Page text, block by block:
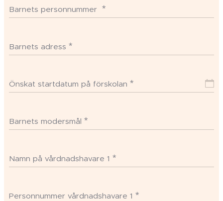
Barnets personnummer
Barnets adress
Önskat startdatum på förskolan
Barnets modersmål
Namn på vårdnadshavare 1
Personnummer vårdnadshavare 1